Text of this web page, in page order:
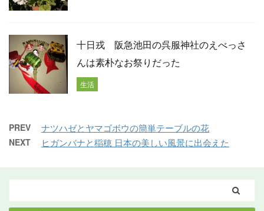
十日戎 阪急池田の呉服神社のえべっさ
んは素朴なお祭りだった
生活
PREV ナツハゼとヤマゴボウの簡単テーブルの花
NEXT ヒガンバナと稲穂 日本の美しい風景に出会えた